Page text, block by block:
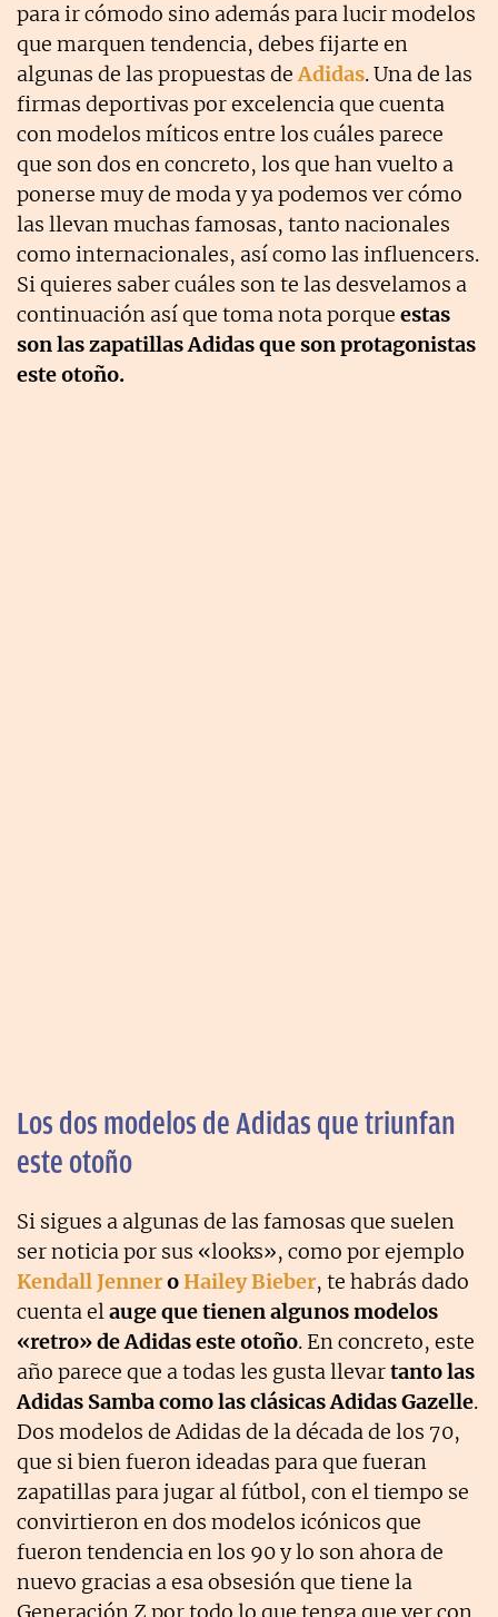
para ir cómodo sino además para lucir modelos
que marquen tendencia, debes fijarte en
algunas de las propuestas deAdidas. Una de las
firmas deportivas por excelencia que cuenta
con modelos míticos entre los cuáles parece
que son dos en concreto, los que han vuelto a
ponerse muy de moda y ya podemos ver cómo
las llevan muchas famosas, tanto nacionales
como internacionales, así como las influencers.
Si quieres saber cuáles son te las desvelamos a
continuación así que toma nota porque estas
son las zapatillas Adidas que son protagonistas
este otoño.
Los dos modelos de Adidas que triunfan
este otoño
Si sigues a algunas de las famosas que suelen
ser noticia por sus «looks», como por ejemplo
Kendall JenneroHailey Bieber, te habrás dado
cuenta elauge que tienen algunos modelos
«retro» de Adidas este otoño. En concreto, este
año parece que a todas les gusta llevartanto las
Adidas Samba como las clásicas Adidas Gazelle.
Dos modelos de Adidas de la década de los 70,
que si bien fueron ideadas para que fueran
zapatillas para jugar al fútbol, con el tiempo se
convirtieron en dos modelos icónicos que
fueron tendencia en los 90 y lo son ahora de
nuevo gracias a esa obsesión que tiene la